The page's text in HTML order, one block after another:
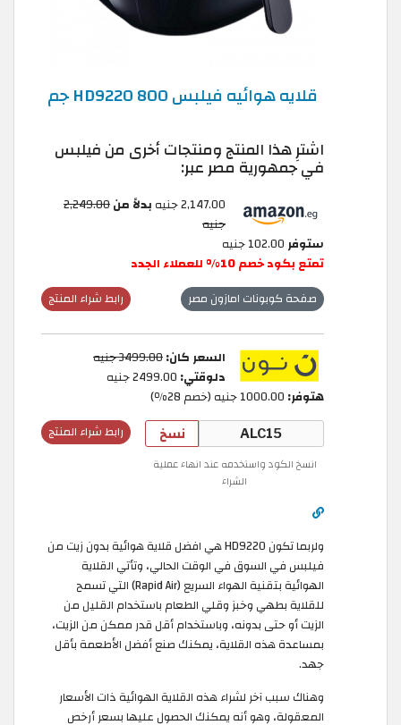
قلايه هوائيه فيلبس HD9220 800 جم
اشترِ هذا المنتج ومنتجات أخرى من فيلبس
في جمهورية مصر عبر:
2,147.00 جنيه بدلاً من2,249.00
جنيه
ستوفر
تمتع بكود خصم 10% للعملاء الجدد
رابط شراء المنتج صفحة كوبونات امازون مصر
السعر كان:3499.00 جنيه
دلوقتي: 2499.00 جنيه
هتوفر: 1000.00 جنيه (خصم 28٪)
رابط شراء المنتج نسخ
انسخ الكود واستخدمه عند انهاء عملية
الشراء
ولربما تكون HD9220 هي افضل قلاية هوائية بدون زيت من
فيلبس في السوق في الوقت الحالي، وتأتي القلاية
الهوائية بتقنية الهواء السريع (Rapid Air) التي تسمح
للقلاية بطهي وخبز وقلي الطعام باستخدام القليل من
الزيت أو حتى بدونه، وباستخدام أقل قدر ممكن من الزيت،
بمساعدة هذه القلاية، يمكنك صنع أفضل الأطعمة بأقل
جهد.
وهناك سبب آخر لشراء هذه القلاية الهوائية ذات الأسعار
المعقولة، وهو أنه يمكنك الحصول عليها بسعر أرخص